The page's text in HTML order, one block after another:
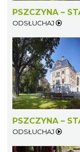
PSZCZYNA –
ODSŁUCHAJ
PSZCZYNA –
ODSŁUCHAJ